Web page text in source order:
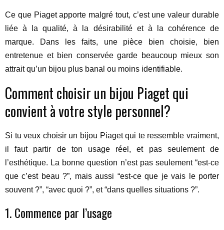
Ce que Piaget apporte malgré tout, c’est une valeur durable
liée à la qualité, à la désirabilité et à la cohérence de
marque. Dans les faits, une pièce bien choisie, bien
entretenue et bien conservée garde beaucoup mieux son
attrait qu’un bijou plus banal ou moins identifiable.
Comment choisir un bijou Piaget qui
convient à votre style personnel?
Si tu veux choisir un bijou Piaget qui te ressemble vraiment,
il faut partir de ton usage réel, et pas seulement de
l’esthétique. La bonne question n’est pas seulement “est-ce
que c’est beau ?”, mais aussi “est-ce que je vais le porter
souvent ?”, “avec quoi ?”, et “dans quelles situations ?”.
1. Commence par l’usage